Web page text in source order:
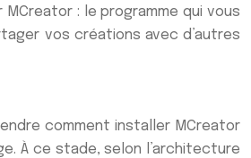
: le programme qui vous
vos créations avec d’autres
comment installer MCreator
À ce stade, selon l’architecture